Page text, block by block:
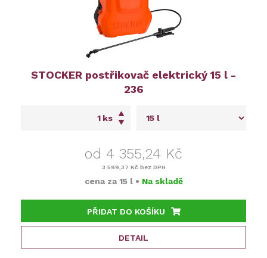
STOCKER postřikovač elektrický 15 l -
236
ks
od 4 355,24 Kč
3 599,37 Kč bez DPH
cena za 15 l • Na skladě
PŘIDAT DO KOŠÍKU
DETAIL